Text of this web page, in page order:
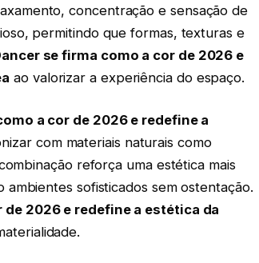
concentração e sensação de
permitindo que formas, texturas e
se firma como a cor de 2026 e
ao valorizar a experiência do espaço.
a cor de 2026 e redefine a
com materiais naturais como
reforça uma estética mais
sofisticados sem ostentação.
2026 e redefine a estética da